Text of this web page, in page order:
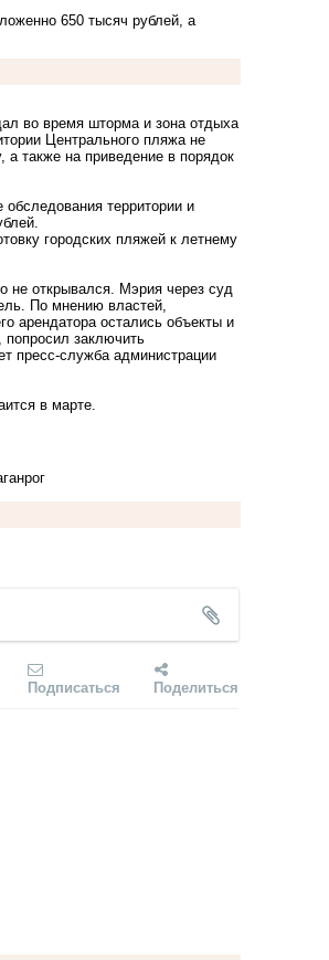
650 тысяч рублей, а
во время шторма и зона отдыха
Центрального пляжа не
также на приведение в порядок
территории и
городских пляжей к летнему
не открывался. Мэрия через суд
По мнению властей,
арендатора остались объекты и
попросил заключить
пресс-служба администрации
в марте.
Подписаться Поделиться